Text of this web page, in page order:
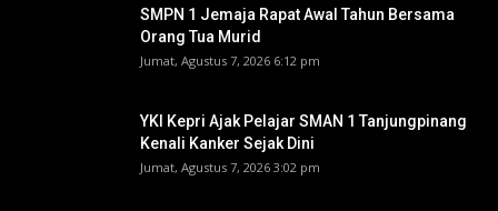
SMPN 1 Jemaja Rapat Awal Tahun Bersama
Orang Tua Murid ‎
Jumat, Agustus 7, 2026 6:12 pm
YKI Kepri Ajak Pelajar SMAN 1 Tanjungpinang
Kenali Kanker Sejak Dini
Jumat, Agustus 7, 2026 3:02 pm